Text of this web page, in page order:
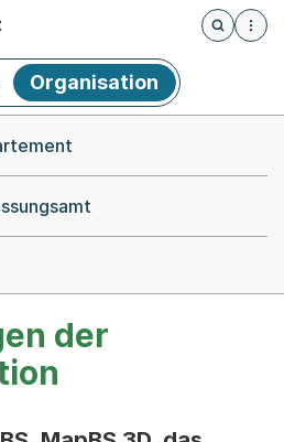
Öffnet
Organisation
der